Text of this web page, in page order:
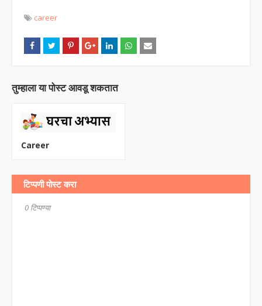
career
तुम्‍हाला या पोस्‍ट आवडू शकतात
Career
टिप्पणी पोस्ट करा
0 टिप्पण्या